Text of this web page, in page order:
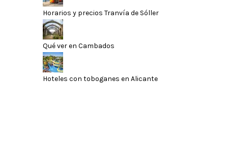
Horarios y precios Tranvía de Sóller
Qué ver en Cambados
Hoteles con toboganes en Alicante